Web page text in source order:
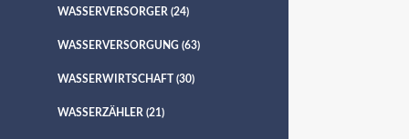
WASSERVERSORGER (24)
WASSERVERSORGUNG(63)
WASSERWIRTSCHAFT(30)
WASSERZÄHLER (21)